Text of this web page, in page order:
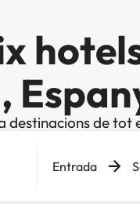
destinacions de tot
Entrada